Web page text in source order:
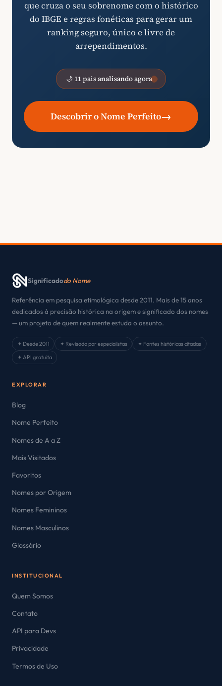
que cruza o seu sobrenome com o histórico
do IBGE e regras fonéticas para gerar um
ranking seguro, único e livre de
arrependimentos.
🌙 11 pais analisando agora
Descobrir o Nome Perfeito→
Significadodo Nome
Referência em pesquisa etimológica desde 2011. Mais de 15 anos
dedicados à precisão histórica na origem e significado dos nomes
— um projeto de quem realmente estuda o assunto.
✦ Desde 2011 ✦ Revisado por especialistas
✦ Fontes históricas citadas
✦ API gratuita
EXPLORAR
Blog
Nome Perfeito
Nomes de A a Z
Mais Visitados
Favoritos
Nomes por Origem
Nomes Femininos
Nomes Masculinos
Glossário
INSTITUCIONAL
Quem Somos
Contato
API para Devs
Privacidade
Termos de Uso